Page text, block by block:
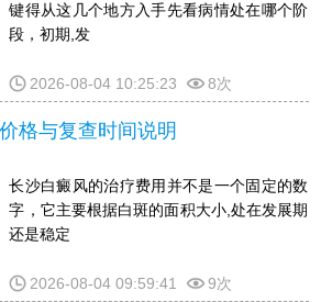
键得从这几个地方入手先看病情处在哪个阶
段，初期,发
2026-08-04 10:25:23 8次
格与复查时间说明
长沙白癜风的治疗费用并不是一个固定的数
字，它主要根据白斑的面积大小,处在发展期
还是稳定
2026-08-04 09:59:41 9次